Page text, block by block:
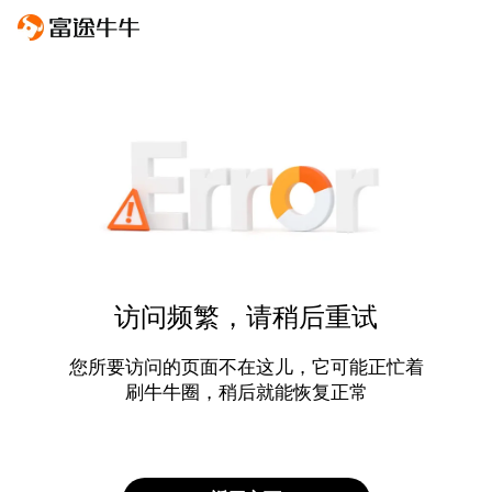
访问频繁，请稍后重试
您所要访问的页面不在这儿，它可能正忙着
刷牛牛圈，稍后就能恢复正常